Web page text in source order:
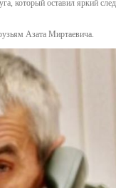
который оставил яркий
Азата Миртаевича.